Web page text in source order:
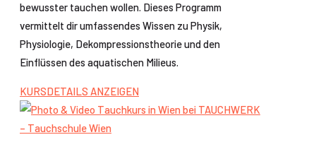
bewusster tauchen wollen. Dieses Programm
vermittelt dir umfassendes Wissen zu Physik,
Physiologie, Dekompressionstheorie und den
Einflüssen des aquatischen Milieus.
KURSDETAILS ANZEIGEN